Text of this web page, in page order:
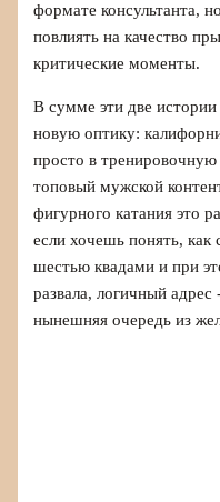
формате консультанта,
повлиять на качество
критические моменты.
В сумме эти две
новую оптику:
просто в тренировочную
топовый мужской
фигурного катания это
если хочешь понять,
шестью квадами и при
развала, логичный
нынешняя очередь из